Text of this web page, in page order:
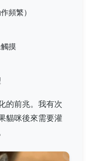
頻繁）
摸
的前兆。我有次
貓咪後來需要灌